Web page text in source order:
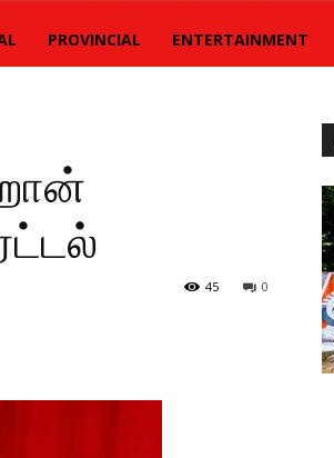
PROVINCIAL ENTERTAINMENT
0
45